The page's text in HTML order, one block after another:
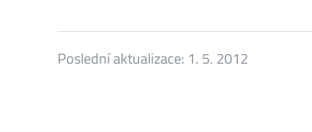
Poslední aktualizace: 1. 5. 2012